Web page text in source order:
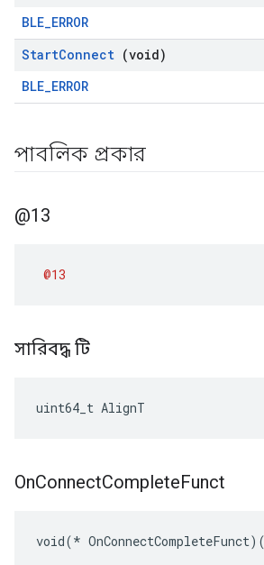
BLE_ERROR
StartConnect (void)
BLE_ERROR
পাবলিক প্রকার
@13
@13
সারিবদ্ধ টি
uint64_t AlignT
OnConnectCompleteFunct
void(*